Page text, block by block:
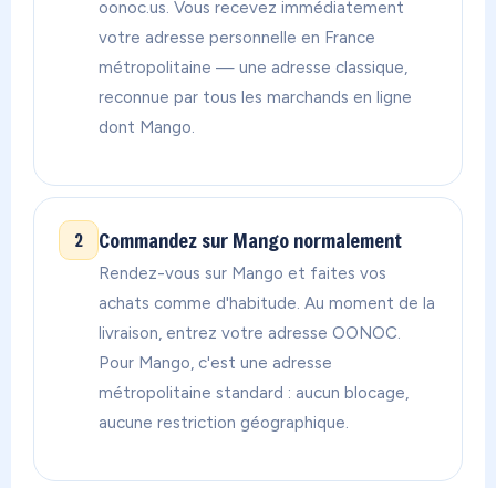
oonoc.us. Vous recevez immédiatement
votre adresse personnelle en France
métropolitaine — une adresse classique,
reconnue par tous les marchands en ligne
dont Mango.
2 Commandez sur Mango normalement
Rendez-vous sur Mango et faites vos
achats comme d'habitude. Au moment de la
livraison, entrez votre adresse OONOC.
Pour Mango, c'est une adresse
métropolitaine standard : aucun blocage,
aucune restriction géographique.